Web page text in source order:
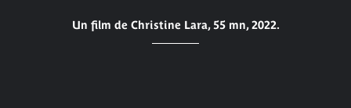
Un film de Christine Lara, 55 mn, 2022.